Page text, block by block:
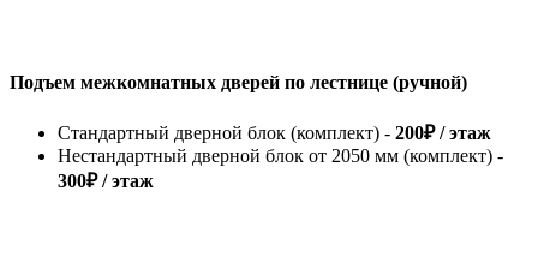
Подъем межкомнатных дверей по лестнице (ручной)
Стандартный дверной блок (комплект) - 200₽ / этаж
Нестандартный дверной блок от 2050 мм (комплект) -
300₽ / этаж